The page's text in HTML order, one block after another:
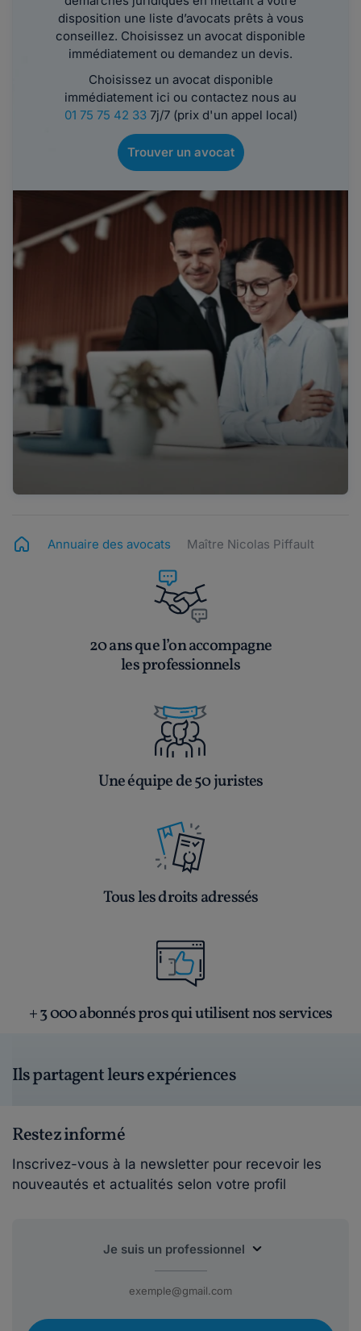
disposition une liste d’avocats prêts à vous
conseillez. Choisissez un avocat disponible
immédiatement ou demandez un devis.
Choisissez un avocat disponible
immédiatement ici ou contactez nous au
01 75 75 42 337j/7 (prix d'un appel local)
Trouver un avocat
Annuaire des avocats Maître Nicolas Piffault
20 ans que l’on accompagne
les professionnels
Une équipe de 50 juristes
Tous les droits adressés
+ 3 000 abonnés pros qui utilisent nos services
Ils partagent leurs expériences
Restez informé
Inscrivez-vous à la newsletter pour recevoir les
nouveautés et actualités selon votre profil